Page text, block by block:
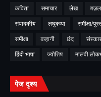
कविता समाचार लेख ग़ज़ल
संपादकीय
लघुकथा समीक्षा/
समीक्षा
कहानी छंद संस्कार
हिंदी भाषा
ज्योतिष मालवी
पेज दृश्य